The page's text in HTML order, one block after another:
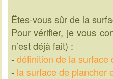
Êtes-vous sûr de la
Pour vérifier, je vous
n’est déjà fait) :
- définition de la surface
- la surface de plancher